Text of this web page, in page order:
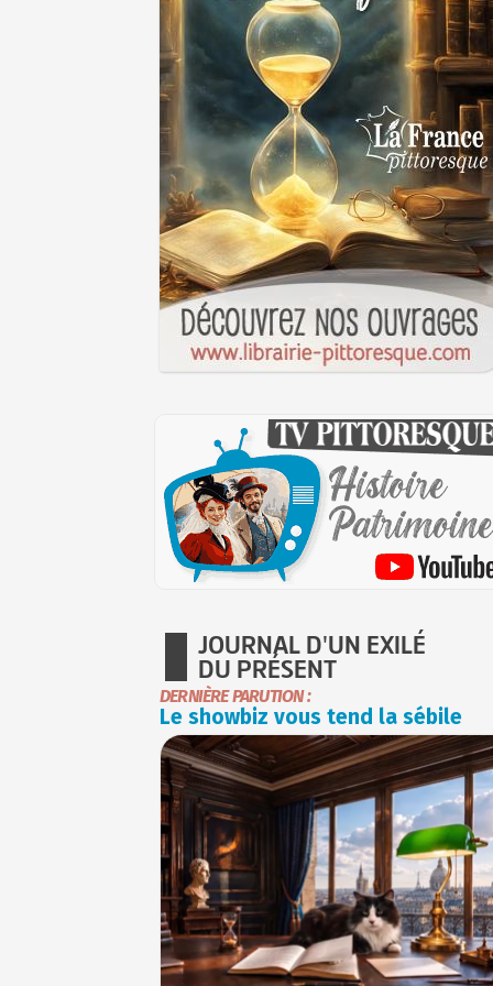
JOURNAL D'UN EXILÉ
DU PRÉSENT
DERNIÈRE PARUTION :
Le showbiz vous tend la sébile